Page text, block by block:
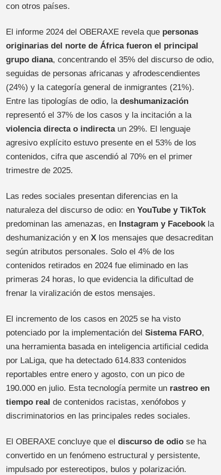
con otros países.
El informe 2024 del OBERAXE revela que personas
originarias del norte de África fueron el principal
grupo diana, concentrando el 35% del discurso de odio,
seguidas de personas africanas y afrodescendientes
(24%) y la categoría general de inmigrantes (21%).
Entre las tipologías de odio, la deshumanización
representó el 37% de los casos y la incitación a la
violencia directa o indirectaun 29%. El lenguaje
agresivo explícito estuvo presente en el 53% de los
contenidos, cifra que ascendió al 70% en el primer
trimestre de 2025.
Las redes sociales presentan diferencias en la
naturaleza del discurso de odio: en YouTube y TikTok
predominan las amenazas, en Instagram y Facebookla
deshumanización y en X los mensajes que desacreditan
según atributos personales. Solo el 4% de los
contenidos retirados en 2024 fue eliminado en las
primeras 24 horas, lo que evidencia la dificultad de
frenar la viralización de estos mensajes.
El incremento de los casos en 2025 se ha visto
potenciado por la implementación del Sistema FARO,
una herramienta basada en inteligencia artificial cedida
por LaLiga, que ha detectado 614.833 contenidos
reportables entre enero y agosto, con un pico de
190.000 en julio. Esta tecnología permite un rastreo en
tiempo real de contenidos racistas, xenófobos y
discriminatorios en las principales redes sociales.
El OBERAXE concluye que el discurso de odio se ha
convertido en un fenómeno estructural y persistente,
impulsado por estereotipos, bulos y polarización.